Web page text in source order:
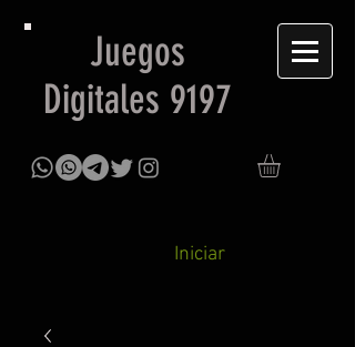
Juegos
Digitales 9197
Iniciar